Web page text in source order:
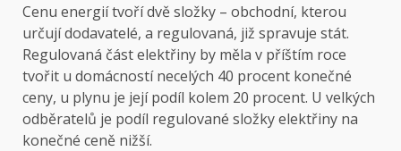
Cenu energií tvoří dvě složky – obchodní, kterou
určují dodavatelé, a regulovaná, již spravuje stát.
Regulovaná část elektřiny by měla v příštím roce
tvořit u domácností necelých 40 procent konečné
ceny, u plynu je její podíl kolem 20 procent. U velkých
odběratelů je podíl regulované složky elektřiny na
konečné ceně nižší.